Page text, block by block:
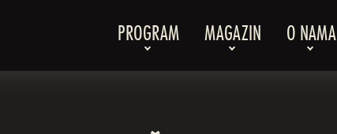
PROGRAM MAGAZIN O NAMA